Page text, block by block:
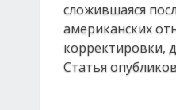
сложившаяся
американских
корректировки,
Статья